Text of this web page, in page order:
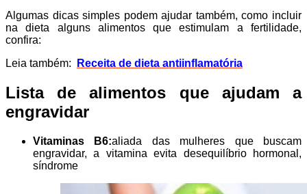
Algumas dicas simples podem ajudar também, como incluir
na dieta alguns alimentos que estimulam a fertilidade,
confira:
Leia também:
Receita de dieta antiinflamatória
Lista de alimentos que ajudam a
engravidar
Vitaminas B6:aliada das mulheres que buscam
engravidar, a vitamina evita desequilíbrio hormonal,
síndrome